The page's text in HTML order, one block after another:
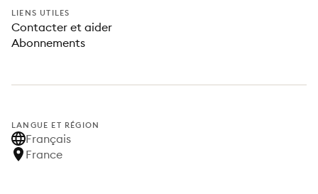
LIENS UTILES
Contacter et aider
Abonnements
LANGUE ET RÉGION
Français
France